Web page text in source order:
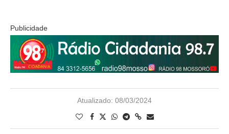
Publicidade
Atualizado: 08/03/2024